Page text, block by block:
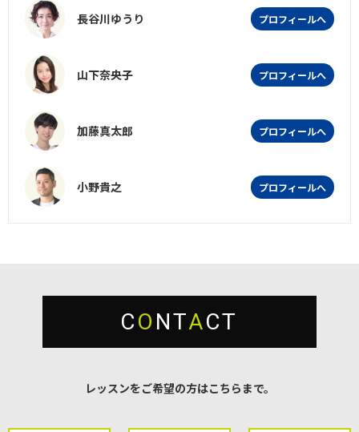
長谷川ゆうり プロフィールへ
山下奈央子 プロフィールへ
加藤真太郎 プロフィールへ
小野貴之 プロフィールへ
CO NTACT
レッスンをご希望の方はこちらまで。